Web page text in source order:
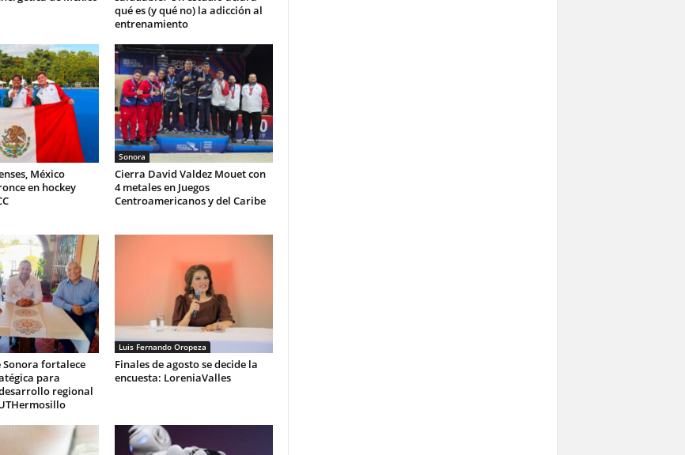
qué es (y qué no) la adicción al
entrenamiento
México
en hockey
Sonora
Cierra David Valdez Mouet con
4 metales en Juegos
Centroamericanos y del Caribe
Sonora fortalece
para
regional
Luis Fernando Oropeza
Finales de agosto se decide la
encuesta: LoreniaValles